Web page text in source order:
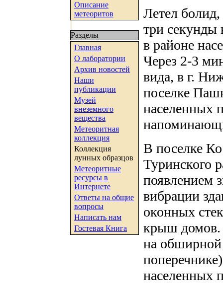
Описание
метеоритов
Разделы
Главная
О лаборатории
Архив новостей
Наши
публикации
Музей
внеземного
вещества
Метеоритная
коллекция
Коллекция
лунных образцов
Метеоритные
ресурсы в
Интернете
Ответы на общие
вопросы
Написать нам
Гостевая Книга
Летел
три секунды
в районе
Через 2-3
вида, в г.
поселке
населенных
В поселке
Туринского
появлением
вибрации
оконных
крыш домов.
на обширной
населенных